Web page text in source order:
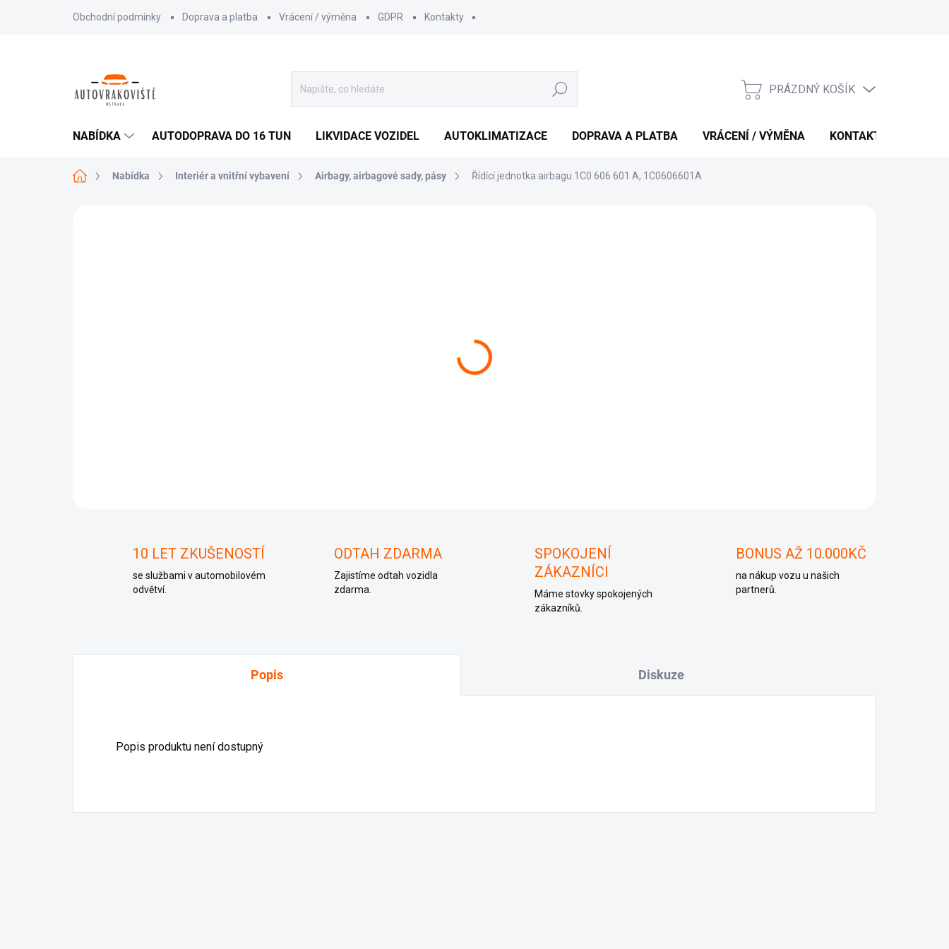
Obchodní podmínky Doprava a platba Vrácení / výměna GDPR Kontakty
Hledat
NÁKUPNÍ
PRÁZDNÝ KOŠÍK
NABÍDKA AUTODOPRAVA DO 16 TUN LIKVIDACE VOZIDEL AUTOKLIMATIZACE DOPRAVA A PLATBA VRÁCENÍ / VÝMĚNA KONTAKTY
Domů Nabídka Interiér a vnitřní vybavení Airbagy, airbagové sady, pásy Řídící jednotka airbagu 1C0 606 601 A, 1C0606601A
10 LET ZKUŠENOSTÍ
se službami v automobilovém
odvětví.
ODTAH ZDARMA
Zajistíme odtah vozidla
zdarma.
SPOKOJENÍ
ZÁKAZNÍCI
Máme stovky spokojených
zákazníků.
BONUS AŽ 10.000KČ
na nákup vozu u našich
partnerů.
Popis Diskuze
Popis produktu není dostupný